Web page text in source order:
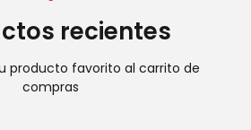
recientes
producto favorito al carrito de
compras